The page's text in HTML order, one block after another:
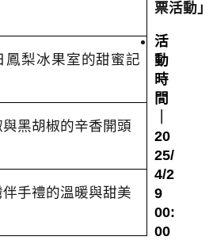
鳳梨冰果室的甜蜜記
黑胡椒的辛香開頭
手禮的溫暖與甜美
票活動」
活
動
時
間
20
25/
4/2
9
00:
00